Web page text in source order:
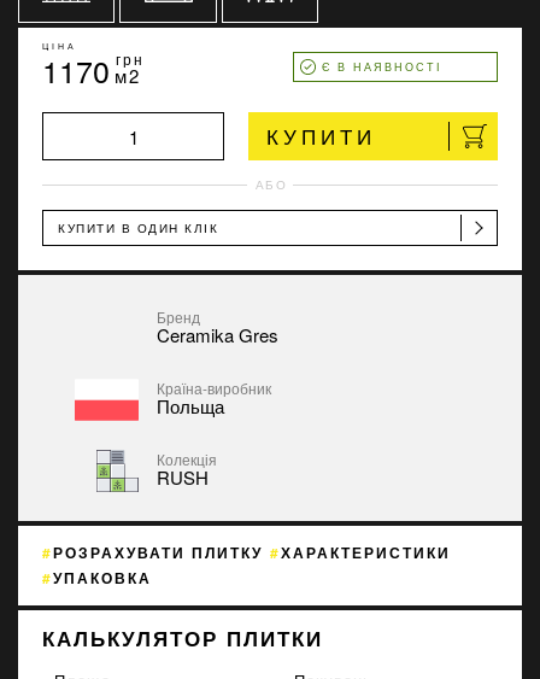
ЦІНА
1170 грн
м2 Є В НАЯВНОСТІ
КУПИТИ
АБО
КУПИТИ В ОДИН КЛІК
Бренд
Ceramika Gres
Країна-виробник
Польща
Колекція
RUSH
РОЗРАХУВАТИ ПЛИТКУ
ХАРАКТЕРИСТИКИ
УПАКОВКА
КАЛЬКУЛЯТОР ПЛИТКИ